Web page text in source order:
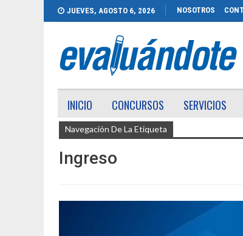
JUEVES, AGOSTO 6, 2026 NOSOTROS
INICIO CONCURSOS SERVICIOS
Navegación De La Etiqueta
Ingreso